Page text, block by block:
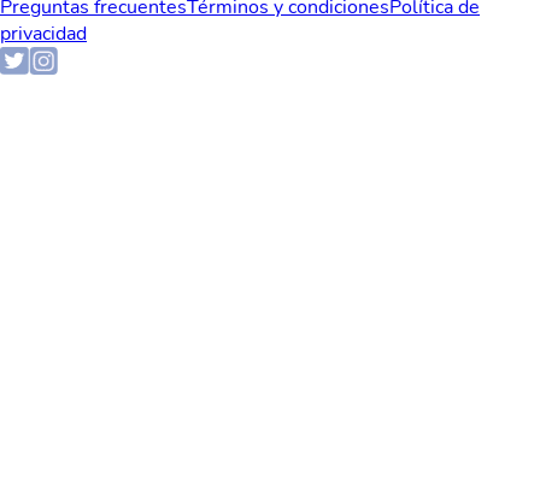
Preguntas frecuentesTérminos y condicionesPolítica de
privacidad